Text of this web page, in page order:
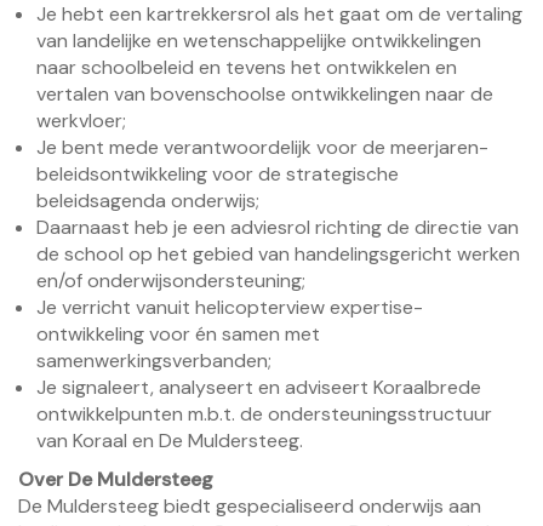
Je hebt een kartrekkersrol als het gaat om de vertaling
van landelijke en wetenschappelijke ontwikkelingen
naar schoolbeleid en tevens het ontwikkelen en
vertalen van bovenschoolse ontwikkelingen naar de
werkvloer;
Je bent mede verantwoordelijk voor de meerjaren-
beleidsontwikkeling voor de strategische
beleidsagenda onderwijs;
Daarnaast heb je een adviesrol richting de directie van
de school op het gebied van handelingsgericht werken
en/of onderwijsondersteuning;
Je verricht vanuit helicopterview expertise-
ontwikkeling voor én samen met
samenwerkingsverbanden;
Je signaleert, analyseert en adviseert Koraalbrede
ontwikkelpunten m.b.t. de ondersteuningsstructuur
van Koraal en De Muldersteeg.
Over De Muldersteeg
De Muldersteeg biedt gespecialiseerd onderwijs aan